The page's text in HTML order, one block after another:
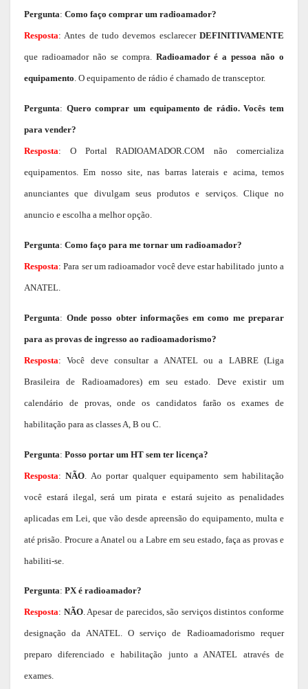
Pergunta: Como faço comprar um radioamador?
Resposta: Antes de tudo devemos esclarecer DEFINITIVAMENTE
que radioamador não se compra. Radioamador é a pessoa não o
equipamento. O equipamento de rádio é chamado de transceptor.
Pergunta: Quero comprar um equipamento de rádio. Vocês tem
para vender?
Resposta: O Portal RADIOAMADOR.COM não comercializa
equipamentos. Em nosso site, nas barras laterais e acima, temos
anunciantes que divulgam seus produtos e serviços. Clique no
anuncio e escolha a melhor opção.
Pergunta: Como faço para me tornar um radioamador?
Resposta: Para ser um radioamador você deve estar habilitado junto a
ANATEL.
Pergunta: Onde posso obter informações em como me preparar
para as provas de ingresso ao radioamadorismo?
Resposta: Você deve consultar a ANATEL ou a LABRE (Liga
Brasileira de Radioamadores) em seu estado. Deve existir um
calendário de provas, onde os candidatos farão os exames de
habilitação para as classes A, B ou C.
Pergunta: Posso portar um HT sem ter licença?
Resposta:NÃO . Ao portar qualquer equipamento sem habilitação
você estará ilegal, será um pirata e estará sujeito as penalidades
aplicadas em Lei, que vão desde apreensão do equipamento, multa e
até prisão. Procure a Anatel ou a Labre em seu estado, faça as provas e
habiliti-se.
Pergunta: PX é radioamador?
Resposta: NÃO. Apesar de parecidos, são serviços distintos conforme
designação da ANATEL. O serviço de Radioamadorismo requer
preparo diferenciado e habilitação junto a ANATEL através de
exames.